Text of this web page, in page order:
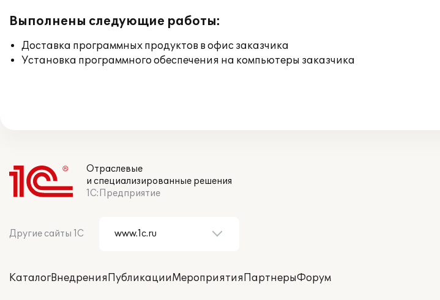
Выполнены следующие работы:
Доставка программных продуктов в офис заказчика
Установка программного обеспечения на компьютеры заказчика
Отраслевые
и специализированные решения
1С:Предприятие
Другие сайты 1С
КаталогВнедренияПубликацииМероприятияПартнерыФорум